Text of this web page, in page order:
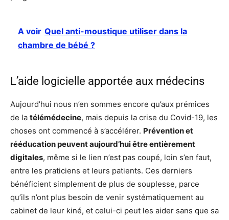
A voir Quel anti-moustique utiliser dans la
chambre de bébé ?
L’aide logicielle apportée aux médecins
Aujourd’hui nous n’en sommes encore qu’aux prémices
de la télémédecine, mais depuis la crise du Covid-19, les
choses ont commencé à s’accélérer. Prévention et
rééducation peuvent aujourd’hui être entièrement
digitales, même si le lien n’est pas coupé, loin s’en faut,
entre les praticiens et leurs patients. Ces derniers
bénéficient simplement de plus de souplesse, parce
qu’ils n’ont plus besoin de venir systématiquement au
cabinet de leur kiné, et celui-ci peut les aider sans que sa